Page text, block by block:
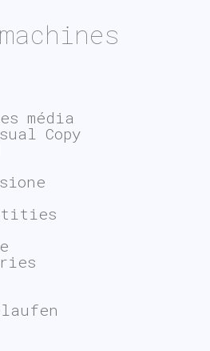
média
Copy